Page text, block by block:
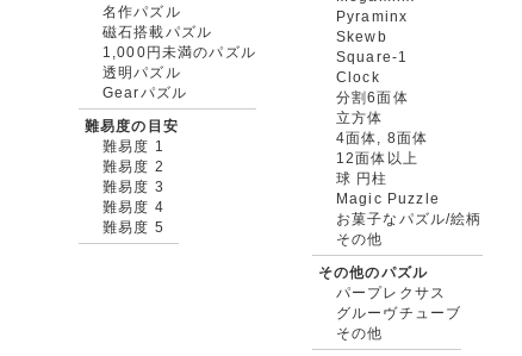
名作パズル
磁石搭載パズル
1,000円未満のパズル
透明パズル
Gearパズル
難易度の目安
難易度 1
難易度 2
難易度 3
難易度 4
難易度 5
Pyraminx
Skewb
Square-1
Clock
分割6面体
立方体
4面体, 8面体
12面体以上
球 円柱
Magic Puzzle
お菓子なパズル/絵柄
その他
その他のパズル
パープレクサス
グルーヴチューブ
その他